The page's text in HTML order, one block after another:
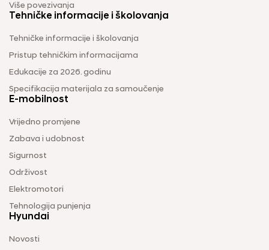
Više povezivanja
Tehničke informacije i školovanja
Tehničke informacije i školovanja
Pristup tehničkim informacijama
Edukacije za 2026. godinu
Specifikacija materijala za samoučenje
E-mobilnost
Vrijedno promjene
Zabava i udobnost
Sigurnost
Održivost
Elektromotori
Tehnologija punjenja
Hyundai
Novosti